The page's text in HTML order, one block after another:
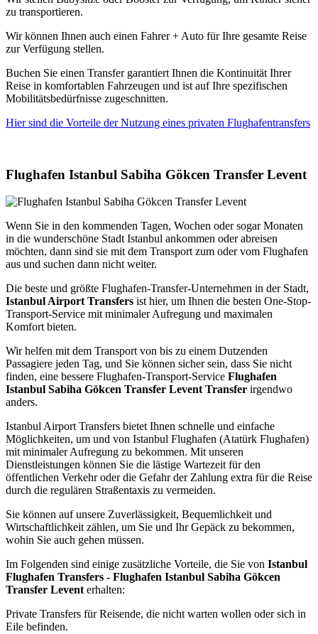
zu transportieren.
Wir können Ihnen auch einen Fahrer + Auto für Ihre gesamte Reise
zur Verfügung stellen.
Buchen Sie einen Transfer garantiert Ihnen die Kontinuität Ihrer
Reise in komfortablen Fahrzeugen und ist auf Ihre spezifischen
Mobilitätsbedürfnisse zugeschnitten.
Hier sind die Vorteile der Nutzung eines privaten Flughafentransfers
Flughafen Istanbul Sabiha Gökcen Transfer Levent
Wenn Sie in den kommenden Tagen, Wochen oder sogar Monaten
in die wunderschöne Stadt Istanbul ankommen oder abreisen
möchten, dann sind sie mit dem Transport zum oder vom Flughafen
aus und suchen dann nicht weiter.
Die beste und größte Flughafen-Transfer-Unternehmen in der Stadt,
Istanbul Airport Transfers ist hier, um Ihnen die besten One-Stop-
Transport-Service mit minimaler Aufregung und maximalen
Komfort bieten.
Wir helfen mit dem Transport von bis zu einem Dutzenden
Passagiere jeden Tag, und Sie können sicher sein, dass Sie nicht
finden, eine bessere Flughafen-Transport-Service Flughafen
Istanbul Sabiha Gökcen Transfer Levent Transfer irgendwo
anders.
Istanbul Airport Transfers bietet Ihnen schnelle und einfache
Möglichkeiten, um und von Istanbul Flughafen (Atatürk Flughafen)
mit minimaler Aufregung zu bekommen. Mit unseren
Dienstleistungen können Sie die lästige Wartezeit für den
öffentlichen Verkehr oder die Gefahr der Zahlung extra für die Reise
durch die regulären Straßentaxis zu vermeiden.
Sie können auf unsere Zuverlässigkeit, Bequemlichkeit und
Wirtschaftlichkeit zählen, um Sie und Ihr Gepäck zu bekommen,
wohin Sie auch gehen müssen.
Im Folgenden sind einige zusätzliche Vorteile, die Sie von Istanbul
Flughafen Transfers - Flughafen Istanbul Sabiha Gökcen
Transfer Levent erhalten:
Private Transfers für Reisende, die nicht warten wollen oder sich in
Eile befinden.